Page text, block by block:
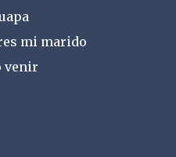
mi marido
venir